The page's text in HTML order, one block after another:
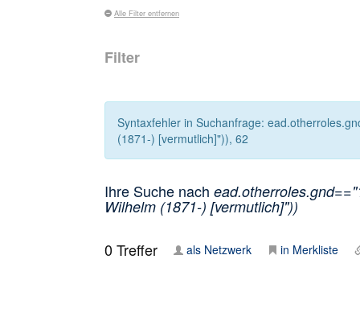
Alle Filter entfernen
Filter
Syntaxfehler in Suchanfrage:
(1871-) [vermutlich]")), 62
Ihre Suche nach
Wilhelm (1871-) [vermutlich]"))
0Treffer als Netzwerk in Merkliste